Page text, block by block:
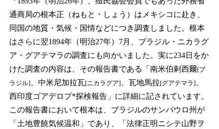
通商局の根本正（ねもと・しょう）はメキシコに赴き、
同国の地質・気候・国情などにつき調査しました。根本
はさらに翌1894年（明治27年）7月、ブラジル・ニカラグ
ア・グアテマラの調査にも向かいました。実に234日をか
けた調査の内容は、その報告書である「南米伯剌西爾[ブ
ラジル]、中米尼加拉瓦[ニカラグア]、瓦地馬拉[グアテマラ]、
西印度ゴアデロプ*探検報告」に詳細に記されています。
この報告書において根本は、ブラジルのサンパウロ州が
「土地豊饒気候温和」であり、「法律正明ニシテ山野ヲ